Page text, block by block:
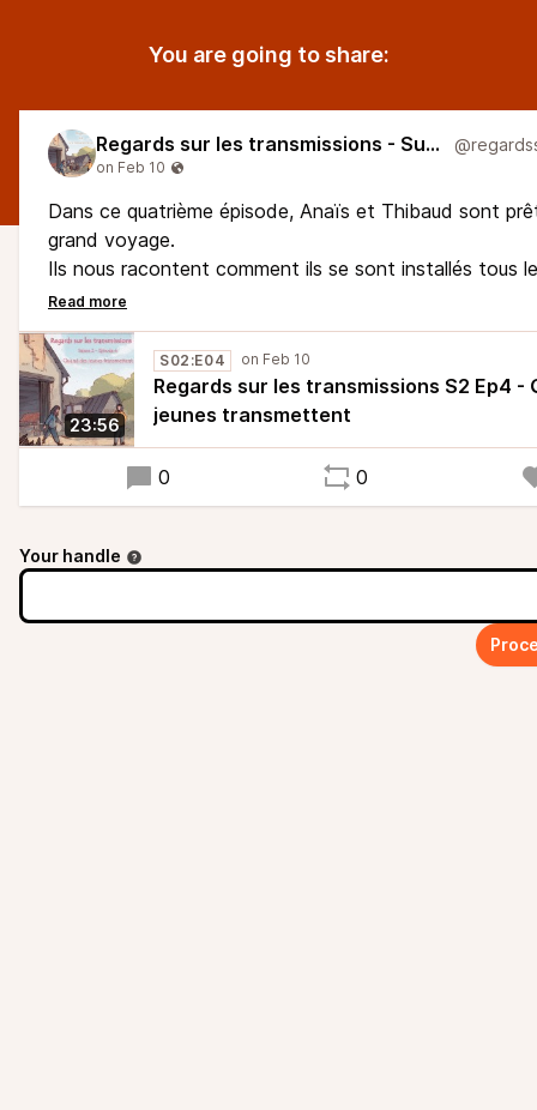
You are going to share:
Regards sur les transmissions - Super Larsen
Dans ce quatrième épisode, Anaïs et Thibaud sont
grand voyage.
Ils nous racontent comment ils se sont installés tous
leurs premières années à la ferme, et comment la vie
de nouvelles cartes à jouer. Alors, à leur tour, ils ont
travers leurs voix, c’est aussi une nouvelle génération
et de paysannes qui parle : l’installation ad vitam, ce
forcément eternam !
23:56
S02:E04
Regards sur les transmissions S2 Ep4 -
jeunes transmettent
0 0
Your handle